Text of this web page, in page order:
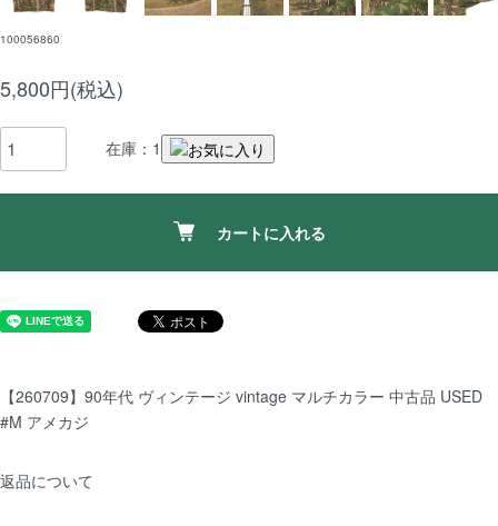
100056860
5,800円(税込)
在庫：1
カートに入れる
【260709】90年代 ヴィンテージ vintage マルチカラー 中古品 USED
#M アメカジ
返品について